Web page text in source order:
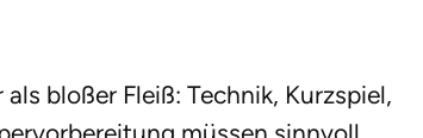
bloßer Fleiß: Technik, Kurzspiel,